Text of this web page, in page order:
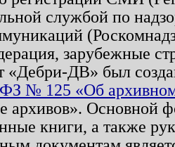
службой по
зарубежные
«Дебри-ДВ» был
ФЗ № 125 «Об
архивов». Основной
книги, а также